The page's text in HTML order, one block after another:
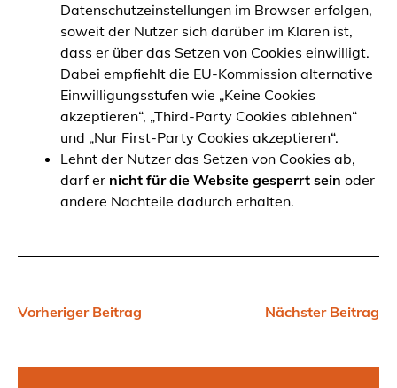
Datenschutzeinstellungen im Browser erfolgen,
soweit der Nutzer sich darüber im Klaren ist,
dass er über das Setzen von Cookies einwilligt.
Dabei empfiehlt die EU-Kommission alternative
Einwilligungsstufen wie „Keine Cookies
akzeptieren“, „Third-Party Cookies ablehnen“
und „Nur First-Party Cookies akzeptieren“.
Lehnt der Nutzer das Setzen von Cookies ab,
darf er nicht für die Website gesperrt sein oder
andere Nachteile dadurch erhalten.
Vorheriger Beitrag Nächster Beitrag